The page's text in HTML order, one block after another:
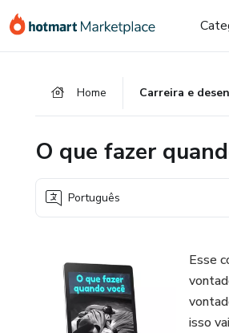
para
para
para
Home Carreira e
O que fazer
Português
Esse
isso